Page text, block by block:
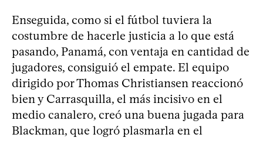
Enseguida, como si el fútbol tuviera la
costumbre de hacerle justicia a lo que está
pasando, Panamá, con ventaja en cantidad de
jugadores, consiguió el empate. El equipo
dirigido por Thomas Christiansen reaccionó
bien y Carrasquilla, el más incisivo en el
medio canalero, creó una buena jugada para
Blackman, que logró plasmarla en el